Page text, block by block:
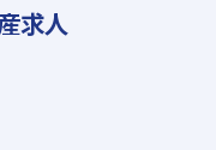
求人